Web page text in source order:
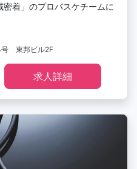
着」のプロバスケチームに
号 東邦ビル2F
求人詳細